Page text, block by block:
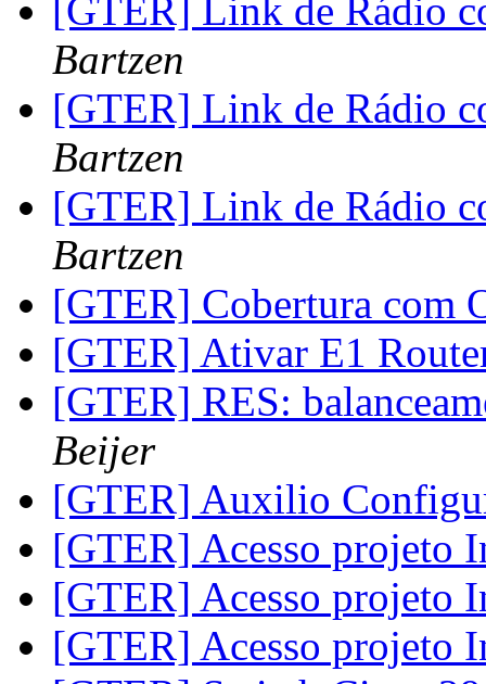
[GTER] Link de Rádio
Bartzen
[GTER] Link de Rádio
Bartzen
[GTER] Link de Rádio
Bartzen
[GTER] Cobertura com
[GTER] Ativar E1
[GTER] RES:
Beijer
[GTER] Auxilio
[GTER] Acesso projeto
[GTER] Acesso projeto
[GTER] Acesso projeto